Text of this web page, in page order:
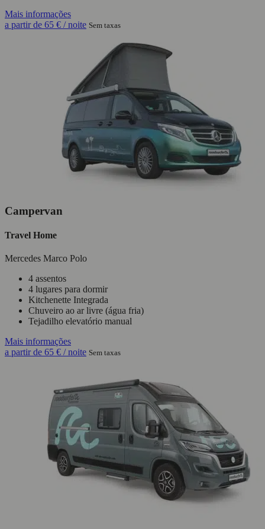
Mais informações
a partir de 65 € / noite Sem taxas
Campervan
Travel Home
Mercedes Marco Polo
4 assentos
4 lugares para dormir
Kitchenette Integrada
Chuveiro ao ar livre (água fria)
Tejadilho elevatório manual
Mais informações
a partir de 65 € / noite Sem taxas